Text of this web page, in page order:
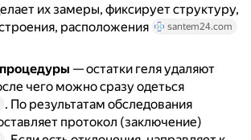
их замеры, фиксирует структуру,
расположения
santem24.com
— остатки геля удаляют
чего можно сразу одеться
. По результатам обследования
протокол (заключение)